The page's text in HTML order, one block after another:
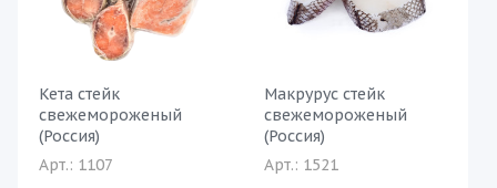
Кета стейк
свежемороженый
(Россия)
Арт.: 1107
Макрурус стейк
свежемороженый
(Россия)
Арт.: 1521